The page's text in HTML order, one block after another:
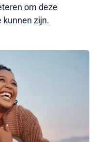
om deze
kunnen zijn.